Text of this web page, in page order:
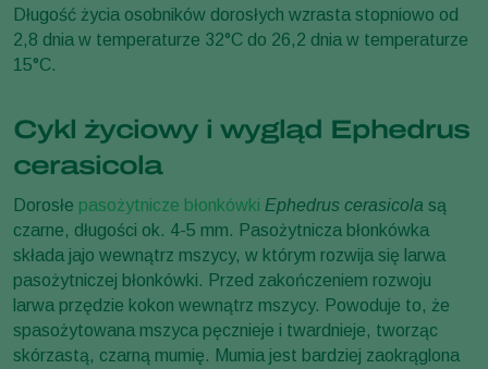
Długość życia osobników dorosłych wzrasta stopniowo od
2,8 dnia w temperaturze 32°C do 26,2 dnia w temperaturze
15°C.
Cykl życiowy i wygląd Ephedrus
cerasicola
Dorosłe pasożytnicze błonkówki Ephedrus cerasicola są
czarne, długości ok. 4-5 mm. Pasożytnicza błonkówka
składa jajo wewnątrz mszycy, w którym rozwija się larwa
pasożytniczej błonkówki. Przed zakończeniem rozwoju
larwa przędzie kokon wewnątrz mszycy. Powoduje to, że
spasożytowana mszyca pęcznieje i twardnieje, tworząc
skórzastą, czarną mumię. Mumia jest bardziej zaokrąglona